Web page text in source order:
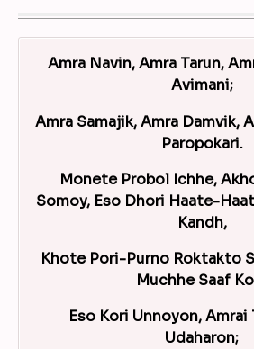
Amra Navin, Amra Tarun,
Avimani;
Amra Samajik, Amra Damvik,
Paropokari.
Monete Probol Ichhe,
Somoy, Eso Dhori Haate-
Kandh,
Khote Pori-Purno Roktakto
Muchhe Saaf
Eso Kori Unnoyon, Amrai
Udaharon;